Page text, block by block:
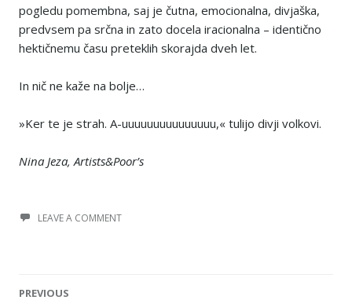
pogledu pomembna, saj je čutna, emocionalna, divjaška,
predvsem pa srčna in zato docela iracionalna – identično
hektičnemu času preteklih skorajda dveh let.
In nič ne kaže na bolje…
»Ker te je strah. A-uuuuuuuuuuuuuuu,« tulijo divji volkovi.
Nina Jeza, Artists&Poor’s
LEAVE A COMMENT
PREVIOUS